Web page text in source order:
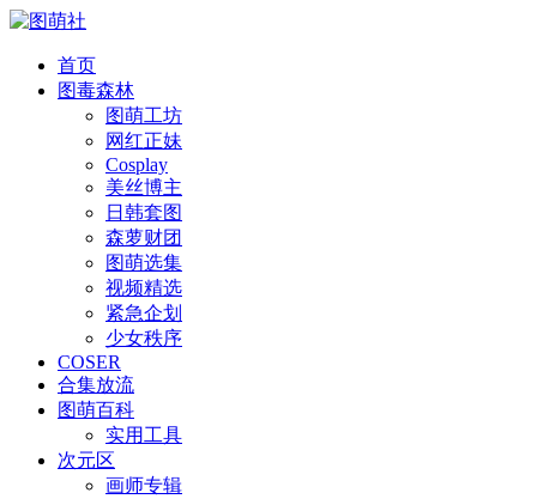
首页
图毒森林
图萌工坊
网红正妹
Cosplay
美丝博主
日韩套图
森萝财团
图萌选集
视频精选
紧急企划
少女秩序
COSER
合集放流
图萌百科
实用工具
次元区
画师专辑